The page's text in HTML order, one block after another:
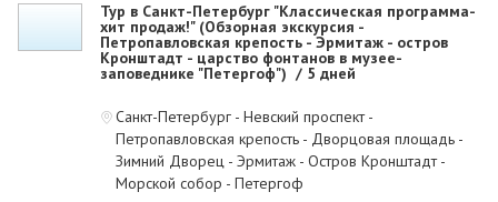
Тур в Санкт-Петербург "Классическая программа-
хит продаж!" (Обзорная экскурсия -
Петропавловская крепость - Эрмитаж - остров
Кронштадт - царство фонтанов в музее-
заповеднике "Петергоф") 5 дней
Санкт-Петербург - Невский проспект -
Петропавловская крепость - Дворцовая площадь -
Зимний Дворец - Эрмитаж - Остров Кронштадт -
Морской собор - Петергоф